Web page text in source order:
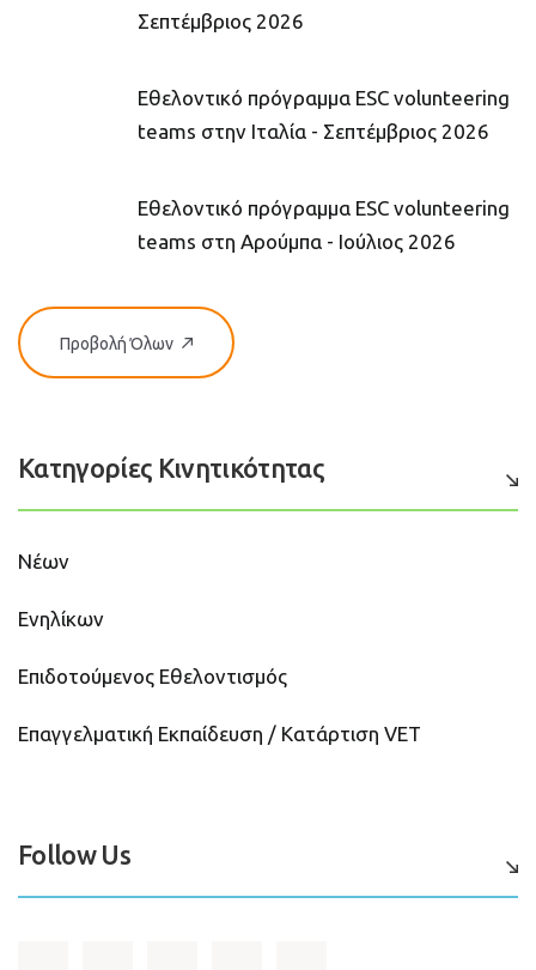
Σεπτέμβριος 2026
Εθελοντικό πρόγραμμα ESC volunteering
teams στην Ιταλία - Σεπτέμβριος 2026
Εθελοντικό πρόγραμμα ESC volunteering
teams στη Αρούμπα - Ιούλιος 2026
Προβολή Όλων
Κατηγορίες Κινητικότητας
Νέων
Ενηλίκων
Επιδοτούμενος Εθελοντισμός
Επαγγελματική Εκπαίδευση / Κατάρτιση VET
Follow Us